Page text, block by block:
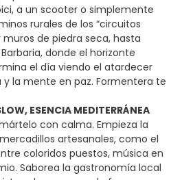
a un scooter o simplemente
rurales de los “circuitos
muros de piedra seca, hasta
donde el horizonte
el día viendo el atardecer
y la mente en paz. Formentera te
ESENCIA MEDITERRÁNEA
con calma. Empieza la
artesanales, como el
coloridos puestos, música en
Saborea la gastronomía local